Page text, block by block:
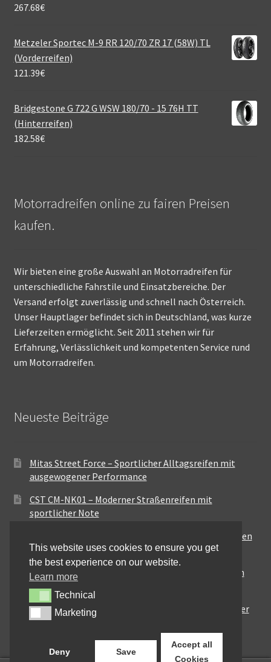
267.68€
Metzeler Sportec M-9 RR 120/70 ZR 17 (58W) TL
(Vorderreifen)
121.39€
Bridgestone G 722 G WSW 180/70 - 15 76H TT
(Hinterreifen)
182.58€
Motorradreifen online zu fairen Preisen
kaufen.
Wir bieten eine große Auswahl an Motorradreifen für
unterschiedliche Fahrstile und Einsatzbereiche. Der
Versand erfolgt zuverlässig und schnell nach Österreich.
Unser Hauptlager befindet sich in Deutschland, was kurze
Lieferzeiten ermöglicht. Seit 2011 stehen wir für
Erfahrung, Verlässlichkeit und kompetenten Service rund
um Motorradreifen.
Neueste Beiträge
Mitas Street Force – Sportlicher Alltagsreifen mit
ausgewogener Performance
CST CM-NK01 – Moderner Straßenreifen mit
sportlicher Note
Maxxis MA-ST3 – Ausgewogener Sport-Touring-Reifen
für vielseitige Einsätze
Pirelli City Demon – Zuverlässigkeit für den urbanen
Alltag
Metzeler Perfect ME77 – Klassische Optik mit solider
Straßenperformance
This website uses cookies to ensure you get
the best experience on our website.
Learn more
TechnicalTechnical
MarketingMarketing
Deny Save
Accept all
Cookies